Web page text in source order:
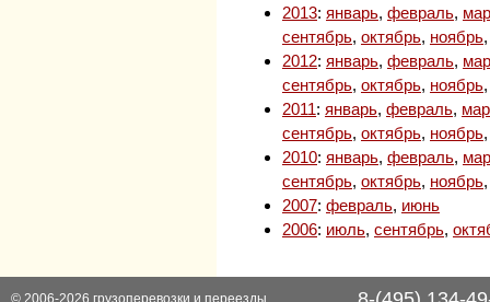
2013: январь, февраль,
сентябрь, октябрь, ноябрь
2012: январь, февраль,
сентябрь, октябрь, ноябрь
2011: январь, февраль,
сентябрь, октябрь, ноябрь
2010: январь, февраль,
сентябрь, октябрь, ноябрь
2007: февраль, июнь
2006: июль, сентябрь,
© 2006-2026 грузоперевозки и переезды